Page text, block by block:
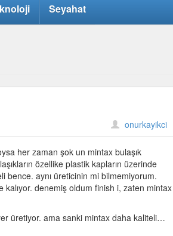
Seyahat
onurkayikci
her zaman şok un mintax bulaşık
özellike plastik kapların üzerinde
bence. aynı üreticinin mi bilmemiyorum.
denemiş oldum finish i, zaten mintax
üretiyor. ama sanki mintax daha kaliteli…